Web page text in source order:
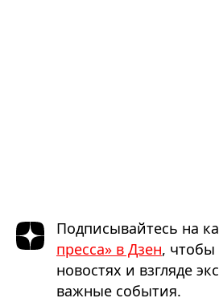
Подписывайтесь на
пресса» в Дзен, чтобы
новостях и взгляде
важные события.